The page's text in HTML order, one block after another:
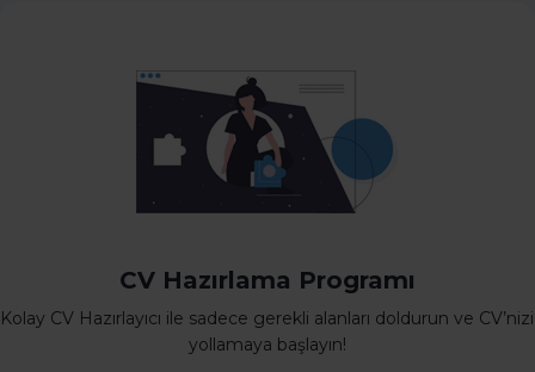
CV Hazırlama Programı
Kolay CV Hazırlayıcı ile sadece gerekli alanları doldurun ve CV’nizi
yollamaya başlayın!